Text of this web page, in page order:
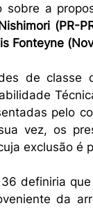
sobre a
(PR-
Fonteyne
de classe
pelo
vez, os
exclusão é
definiria
da